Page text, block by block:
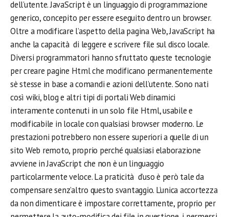
dell’utente. JavaScript è un linguaggio di programmazione
generico, concepito per essere eseguito dentro un browser.
Oltre a modificare l’aspetto della pagina Web, JavaScript ha
anche la capacità di leggere e scrivere file sul disco locale.
Diversi programmatori hanno sfruttato queste tecnologie
per creare pagine Html che modificano permanentemente
sè stesse in base a comandi e azioni dell’utente. Sono nati
così wiki, blog e altri tipi di portali Web dinamici
interamente contenuti in un solo file Html, usabile e
modificabile in locale con qualsiasi browser moderno. Le
prestazioni potrebbero non essere superiori a quelle di un
sito Web remoto, proprio perché qualsiasi elaborazione
avviene in JavaScript che non è un linguaggio
particolarmente veloce. La praticità d’uso è però tale da
compensare senz’altro questo svantaggio. L’unica accortezza
da non dimenticare è impostare correttamente, proprio per